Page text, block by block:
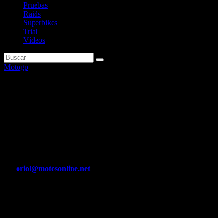
Pruebas
Raids
Superbikes
Trial
Vídeos
Motogp
oriol@motosonline.net